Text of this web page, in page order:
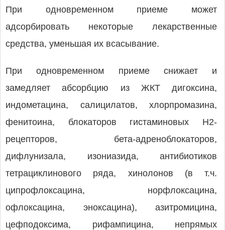
При одновременном приеме может
адсорбировать некоторые лекарственные
средства, уменьшая их всасывание.
При одновременном приеме снижает и
замедляет абсорбцию из ЖКТ дигоксина,
индометацина, салицилатов, хлорпромазина,
фенитоина, блокаторов гистаминовых H2-
рецепторов, бета-адреноблокаторов,
дифлунизала, изониазида, антибиотиков
тетрациклинового ряда, хинолонов (в т.ч.
ципрофлоксацина, норфлоксацина,
офлоксацина, эноксацина), азитромицина,
цефподоксима, рифампицина, непрямых